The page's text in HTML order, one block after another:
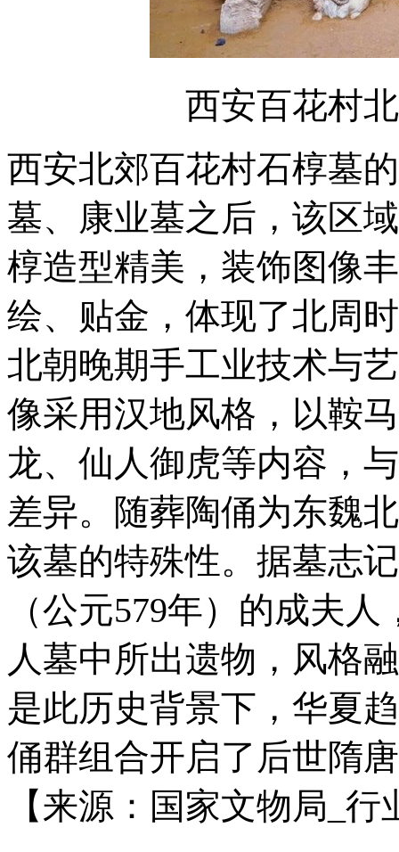
西安百花村
西安北郊百花村石椁墓
墓、康业墓之后，该区
椁造型精美，装饰图像
绘、贴金，体现了北周
北朝晚期手工业技术与
像采用汉地风格，以鞍
龙、仙人御虎等内容，
差异。随葬陶俑为东魏
该墓的特殊性。据墓志
（公元579年）的成夫
人墓中所出遗物，风格
是此历史背景下，华夏
俑群组合开启了后世隋
【来源：国家文物局_行